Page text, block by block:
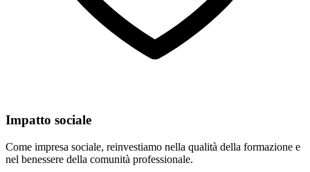
Impatto sociale
Come impresa sociale, reinvestiamo nella qualità della formazione e
nel benessere della comunità professionale.